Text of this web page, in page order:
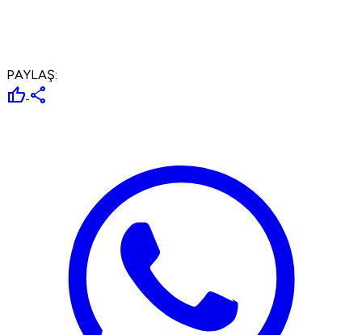
PAYLAŞ:
thumb_up share